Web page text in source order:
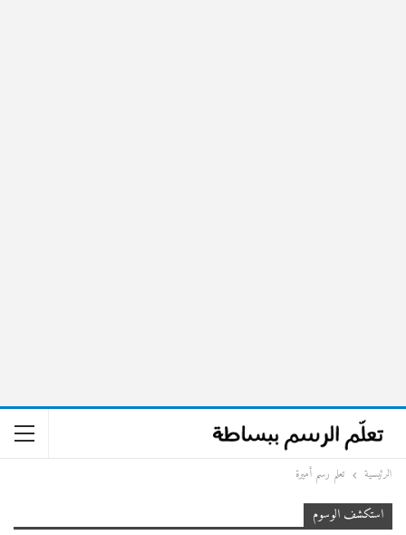
الرئيسية تعلم رسم أميرة
استكشف الوسوم